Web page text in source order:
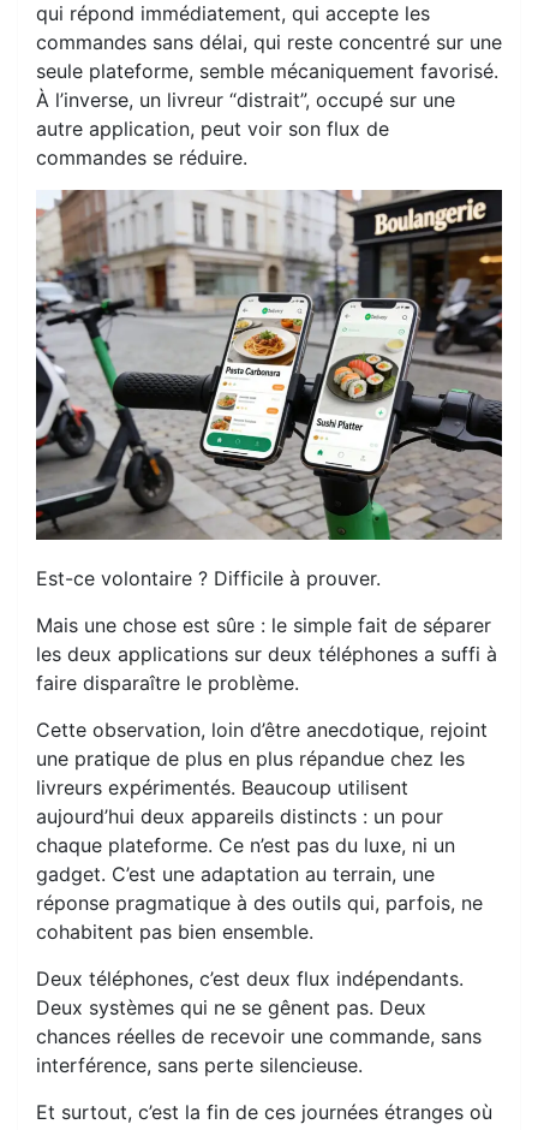
qui répond immédiatement, qui accepte les
commandes sans délai, qui reste concentré sur une
seule plateforme, semble mécaniquement favorisé.
À l’inverse, un livreur “distrait”, occupé sur une
autre application, peut voir son flux de
commandes se réduire.
Est-ce volontaire ? Difficile à prouver.
Mais une chose est sûre : le simple fait de séparer
les deux applications sur deux téléphones a suffi à
faire disparaître le problème.
Cette observation, loin d’être anecdotique, rejoint
une pratique de plus en plus répandue chez les
livreurs expérimentés. Beaucoup utilisent
aujourd’hui deux appareils distincts : un pour
chaque plateforme. Ce n’est pas du luxe, ni un
gadget. C’est une adaptation au terrain, une
réponse pragmatique à des outils qui, parfois, ne
cohabitent pas bien ensemble.
Deux téléphones, c’est deux flux indépendants.
Deux systèmes qui ne se gênent pas. Deux
chances réelles de recevoir une commande, sans
interférence, sans perte silencieuse.
Et surtout, c’est la fin de ces journées étranges où